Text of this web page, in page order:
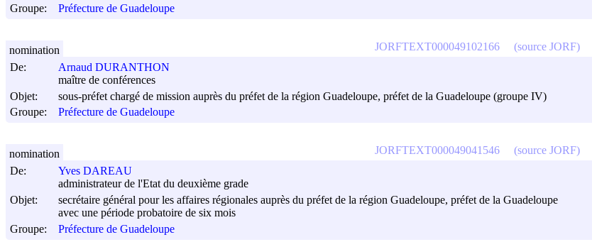
Groupe:
Préfecture de Guadeloupe
De:
Arnaud DURANTHON
maître de conférences
Objet:
sous-préfet chargé de mission auprès du préfet de la région Guadeloupe, préfet de la Guadeloupe (groupe IV)
Groupe:
Préfecture de Guadeloupe
JORFTEXT000049102166 (source JORF)
nomination
De:
Yves DAREAU
administrateur de l'Etat du deuxième grade
Objet:
secrétaire général pour les affaires régionales auprès du préfet de la région Guadeloupe, préfet de la Guadeloupe
avec une période probatoire de six mois
Groupe:
Préfecture de Guadeloupe
JORFTEXT000049041546 (source JORF)
nomination